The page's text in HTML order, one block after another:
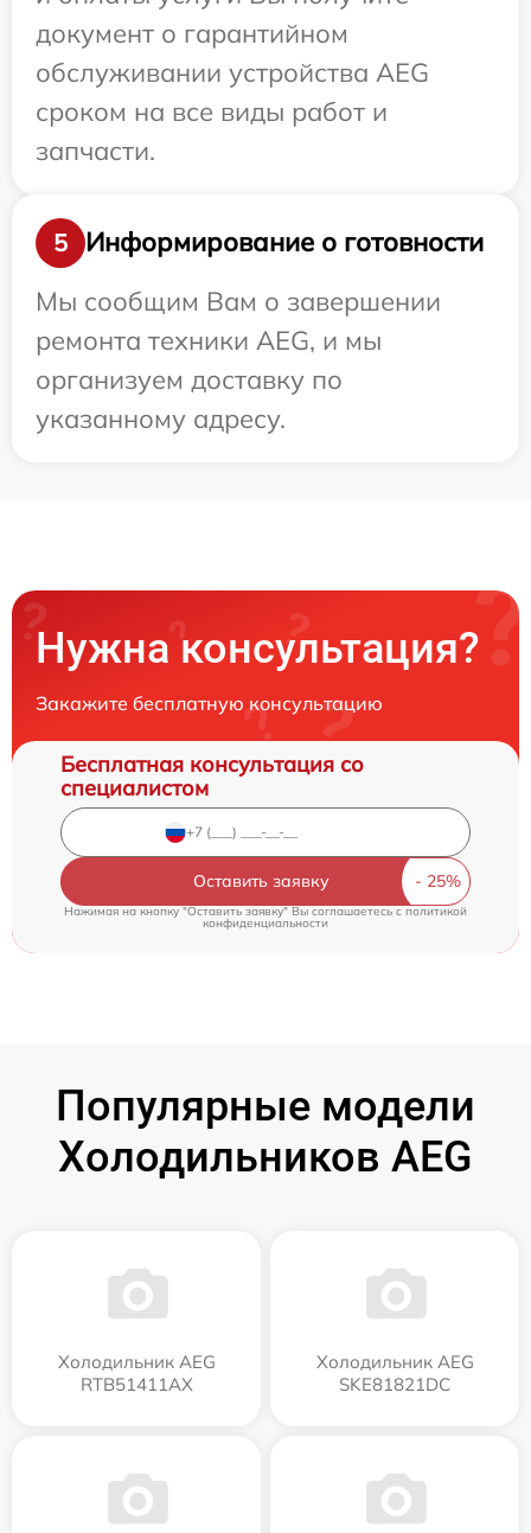
документ о гарантийном
обслуживании устройства AEG
сроком на все виды работ и
запчасти.
5
Информирование о готовности
Мы сообщим Вам о завершении
ремонта техники AEG, и мы
организуем доставку по
указанному адресу.
Нужна консультация?
Закажите бесплатную консультацию
Бесплатная консультация со
специалистом
Оставить заявку
Нажимая на кнопку "Оставить заявку" Вы соглашаетесь cполитикой
конфиденциальности
Популярные модели
Холодильников AEG
Холодильник AEG
RTB51411AX
Холодильник AEG
SKE81821DC